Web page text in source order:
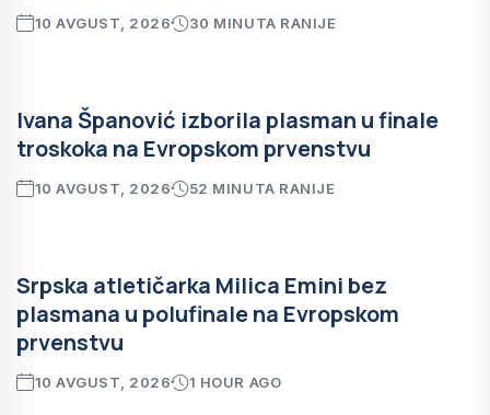
10 AVGUST, 2026 30 MINUTA RANIJE
Ivana Španović izborila plasman u finale
troskoka na Evropskom prvenstvu
10 AVGUST, 2026 52 MINUTA RANIJE
Srpska atletičarka Milica Emini bez
plasmana u polufinale na Evropskom
prvenstvu
10 AVGUST, 2026 1 HOUR AGO